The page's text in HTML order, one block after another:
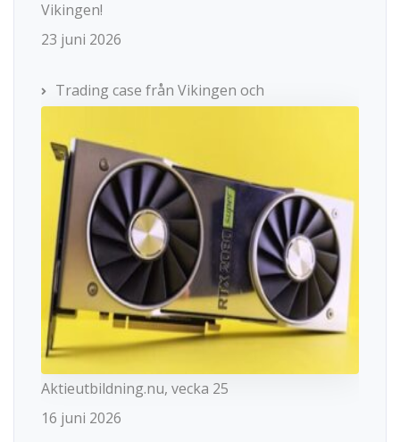
Vikingen!
23 juni 2026
Trading case från Vikingen och
Aktieutbildning.nu, vecka 25
16 juni 2026